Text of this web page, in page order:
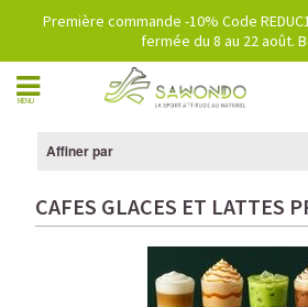
Première commande -10% Code
fermée du 8 au 22 août.
MENU
Affiner par
CAFES GLACES ET LATTES